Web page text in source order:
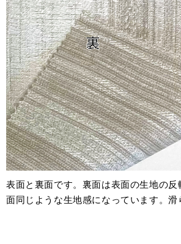
表面と裏面です。裏面は表面の生地の反
面同じような生地感になっています。滑